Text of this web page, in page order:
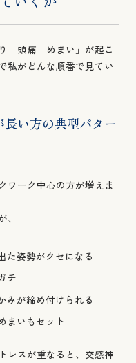
り 頭痛 めまい」が起こ
私がどんな順番で見てい
い方の典型パター
ワーク中心の方が増えま
た姿勢がクセになる
チ
みが締め付けられる
まいもセット
レスが重なると、交感神